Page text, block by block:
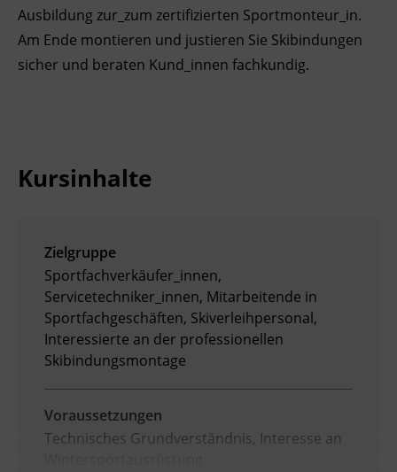
Ingenieurzertifizierung
Deutsch und Integration
Akademisches Studienzentrum
BFI Reutte
Ausbildung zur_zum zertifizierten Sportmonteur_in.
Am Ende montieren und justieren Sie Skibindungen
sicher und beraten Kund_innen fachkundig.
Kursinhalte
Zielgruppe
Sportfachverkäufer_innen,
Servicetechniker_innen, Mitarbeitende in
Sportfachgeschäften, Skiverleihpersonal,
Interessierte an der professionellen
Skibindungsmontage
Voraussetzungen
Technisches Grundverständnis, Interesse an